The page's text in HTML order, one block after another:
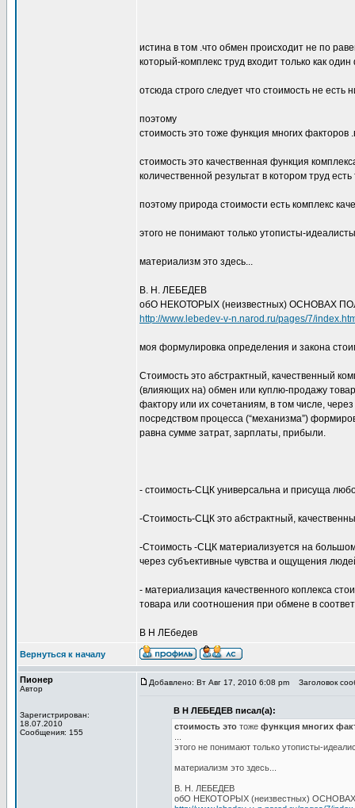
истина в том .что обмен происходит не по
который-комплекс труд входит только как
отсюда строго следует что стоимость не
поэтому
стоимость это тоже функция многих факторов
стоимость это качественная функция
количественной результат в котором труд
поэтому природа стоимости есть комплекс
этого не понимают только утописты-
материализм это здесь...
В. Н. ЛЕБЕДЕВ
обО НЕКОТОРЫХ (неизвестных) ОСНОВАХ
http://www.lebedev-v-n.narod.ru/pages/7/
моя формулировка определения и закона
Стоимость это абстрактный, качественный
(влияющих на) обмен или куплю-продажу
фактору или их сочетаниям, в том числе,
посредством процесса (“механизма”)
равна сумме затрат, зарплаты, прибыли.
- стоимость-СЦК универсальна и присуща
-Стоимость-СЦК это абстрактный,
-Стоимость -СЦК материализуется на
через субъективные чувства и ощущения
- материализация качественного коплекса
товара или соотношения при обмене в
В Н ЛЕбедев
Вернуться к началу
Пионер
Автор
Зарегистрирован:
18.07.2010
Сообщения: 155
Добавлено: Вт Авг 17, 2010 6:08 pm Заголовок
В Н ЛЕБЕДЕВ писал(а):
стоимость это тоже функция многих
этого не понимают только утописты-
материализм это здесь...
В. Н. ЛЕБЕДЕВ
обО НЕКОТОРЫХ (неизвестных)